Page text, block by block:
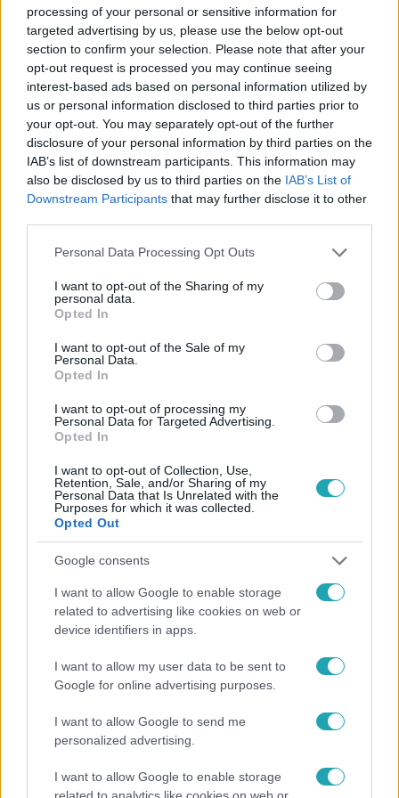
processing of your personal or sensitive information for
targeted advertising by us, please use the below opt-out
section to confirm your selection. Please note that after your
opt-out request is processed you may continue seeing
interest-based ads based on personal information utilized by
us or personal information disclosed to third parties prior to
your opt-out. You may separately opt-out of the further
disclosure of your personal information by third parties on the
IAB’s list of downstream participants. This information may
also be disclosed by us to third parties on the IAB’s List of
Downstream Participants that may further disclose it to other
Please note that this website/app uses one or more Google
not limited to your visit or usage behaviour. You may click to
grant or deny consent to Google and its third-party tags to
use your data for below specified purposes in below Google
consent section.
Personal Data Processing Opt Outs
I want to opt-out of the Sharing of my
personal data.
Opted In
I want to opt-out of the Sale of my
Personal Data.
Opted In
I want to opt-out of processing my
Personal Data for Targeted Advertising.
Opted In
I want to opt-out of Collection, Use,
Retention, Sale, and/or Sharing of my
Personal Data that Is Unrelated with the
Purposes for which it was collected.
Opted Out
Google consents
I want to allow Google to enable storage
related to advertising like cookies on web or
device identifiers in apps.
I want to allow my user data to be sent to
Google for online advertising purposes.
I want to allow Google to send me
personalized advertising.
I want to allow Google to enable storage
related to analytics like cookies on web or
termékeit használják
Szűts Gergely 2021-ben tűnt fel a Cápák között című
műsorban, azonban akkor nem sikerült meggyőznie a
befektetőket, hogy képes egy sikeres vállalkozást
felépíteni. A Vilhemp viszont az elmúlt másfél évben
rohamos léptekben fejlődött, ezért úgy döntött a
vállalkozó, hogy ismét szerencsét próbál.
2021. április 30. 20:30
Moldován András: „Ha ki akarsz venni a zsebemből
A Cápák kérdései után kiderült, hogy mi a gond a
vállalkozó termékeivel, miért nem megy az értékesítés.
Így reagált Moldován András!
Cápák között
2021. április 30. 20:30